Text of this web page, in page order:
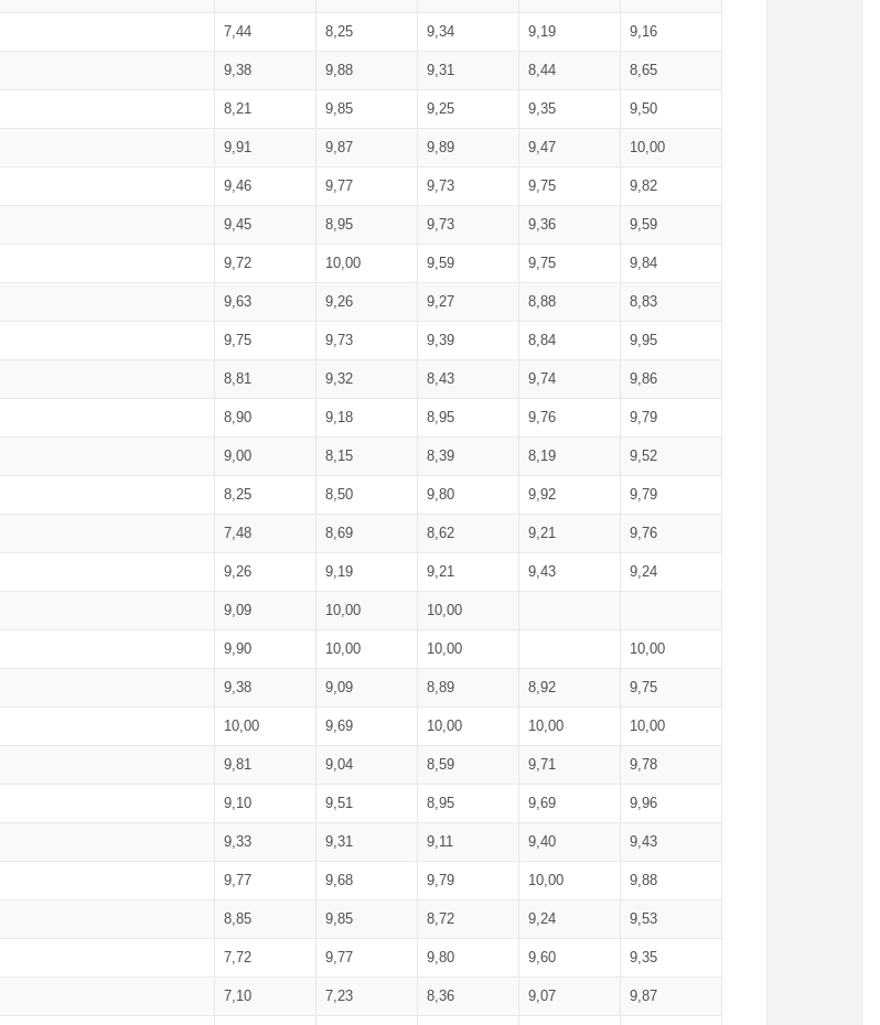
7,44 8,25 9,34 9,19 9,16
9,38 9,88 9,31 8,44 8,65
8,21 9,85 9,25 9,35 9,50
9,91 9,87 9,89 9,47 10,00
9,46 9,77 9,73 9,75 9,82
9,45 8,95 9,73 9,36 9,59
9,72 10,00 9,59 9,75 9,84
9,63 9,26 9,27 8,88 8,83
9,75 9,73 9,39 8,84 9,95
8,81 9,32 8,43 9,74 9,86
8,90 9,18 8,95 9,76 9,79
9,00 8,15 8,39 8,19 9,52
8,25 8,50 9,80 9,92 9,79
7,48 8,69 8,62 9,21 9,76
9,26 9,19 9,21 9,43 9,24
9,09 10,00 10,00
9,90 10,00 10,00 10,00
9,38 9,09 8,89 8,92 9,75
10,00 9,69 10,00 10,00 10,00
9,81 9,04 8,59 9,71 9,78
9,10 9,51 8,95 9,69 9,96
9,33 9,31 9,11 9,40 9,43
9,77 9,68 9,79 10,00 9,88
8,85 9,85 8,72 9,24 9,53
7,72 9,77 9,80 9,60 9,35
7,10 7,23 8,36 9,07 9,87